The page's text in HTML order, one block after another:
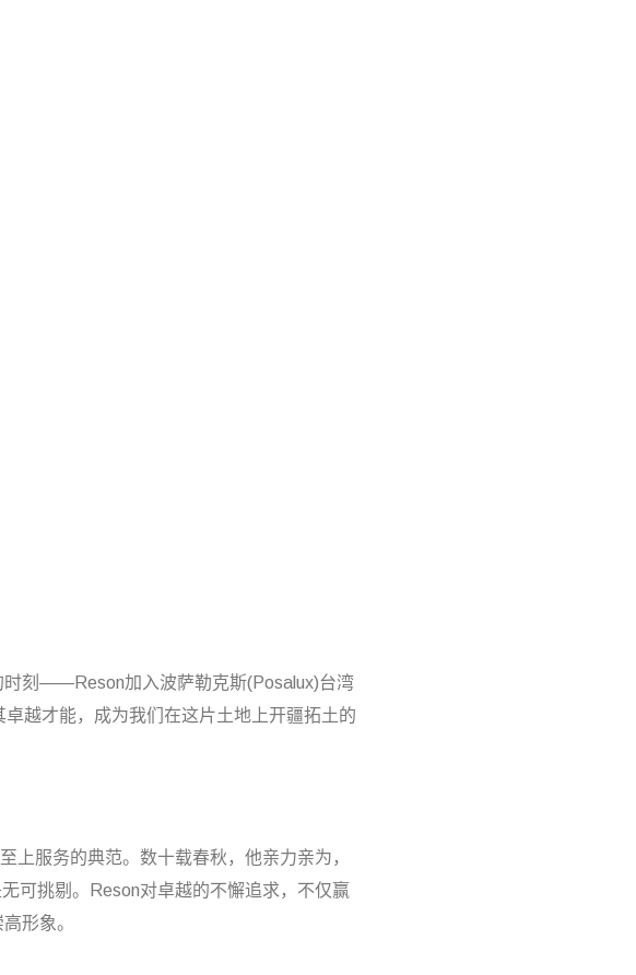
时刻——Reson加入波萨勒克斯(Posalux)台湾
越才能，成为我们在这片土地上开疆拓土的
上服务的典范。数十载春秋，他亲力亲为，
可挑剔。Reson对卓越的不懈追求，不仅赢
形象。